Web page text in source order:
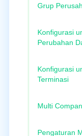
Grup
Konfigurasi
Perubahan
Konfigurasi
Terminasi
Multi
Pengaturan